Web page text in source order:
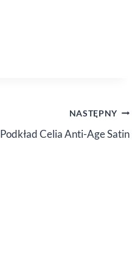
NASTĘPNY
Podkład Celia Anti-Age Satin